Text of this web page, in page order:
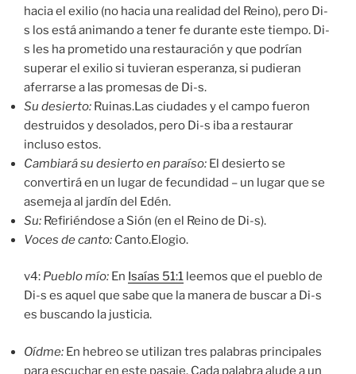
hacia el exilio (no hacia una realidad del Reino), pero Di-
s los está animando a tener fe durante este tiempo. Di-
s les ha prometido una restauración y que podrían
superar el exilio si tuvieran esperanza, si pudieran
aferrarse a las promesas de Di-s.
Su desierto: Ruinas.Las ciudades y el campo fueron
destruidos y desolados, pero Di-s iba a restaurar
incluso estos.
Cambiará su desierto en paraíso: El desierto se
convertirá en un lugar de fecundidad – un lugar que se
asemeja al jardín del Edén.
Su: Refiriéndose a Sión (en el Reino de Di-s).
Voces de canto: Canto.Elogio.
v4: Pueblo mío: En Isaías 51:1 leemos que el pueblo de
Di-s es aquel que sabe que la manera de buscar a Di-s
es buscando la justicia.
Oídme: En hebreo se utilizan tres palabras principales
para escuchar en este pasaje. Cada palabra alude a un